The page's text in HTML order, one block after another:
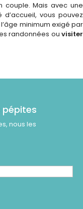
couple. Mais avec une
vous pouvez
minimum exigé par
randonnées ou visiter
pépites
nous les